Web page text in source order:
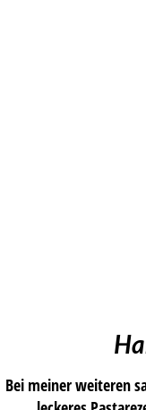
Bei meiner weiteren